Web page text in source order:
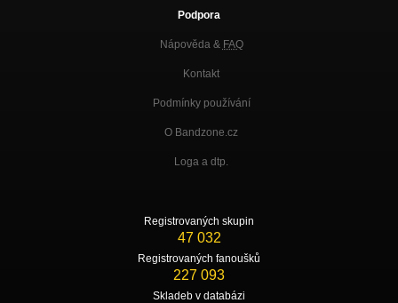
Podpora
Nápověda & FAQ
Kontakt
Podmínky používání
O Bandzone.cz
Loga a dtp.
Registrovaných skupin
47 032
Registrovaných fanoušků
227 093
Skladeb v databázi